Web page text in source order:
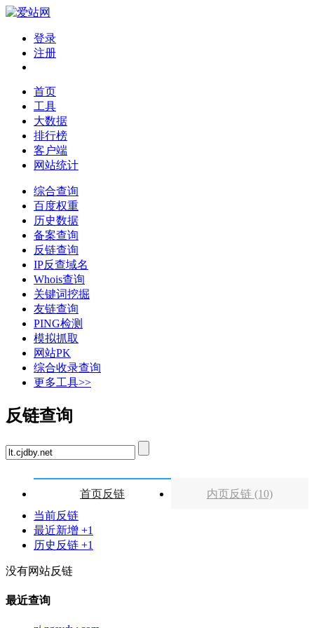
登录
注册
首页
工具
大数据
排行榜
客户端
网站统计
综合查询
百度权重
历史数据
备案查询
反链查询
IP反查域名
Whois查询
关键词挖掘
友链查询
PING检测
模拟抓取
网站PK
综合收录查询
更多工具>>
反链查询
首页反链
内页反链 (10)
当前反链
最近新增 +1
历史反链 +1
没有网站反链
最近查询